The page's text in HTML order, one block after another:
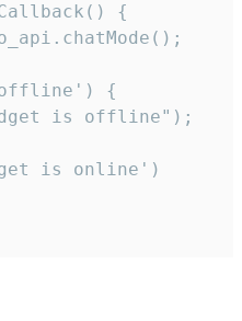
{
{
is offline");
is online')